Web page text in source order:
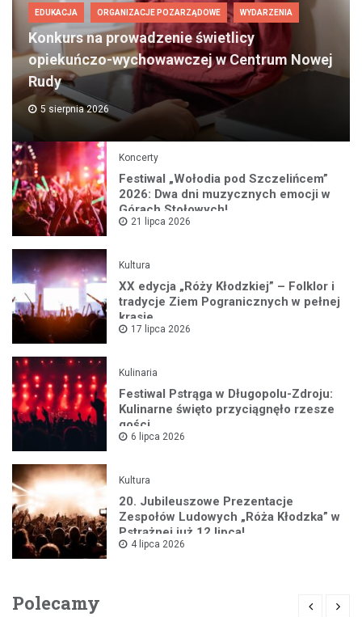
EDUKACJA ORGANIZACJE POZARZĄDOWE WYDARZENIA
Konkurs na prowadzenie świetlicy
opiekuńczo-wychowawczej w Centrum Nowej
Rudy
5 sierpnia 2026
Koncerty
Festiwal „Wołodia pod Szczelińcem”
2026: Dwa dni muzycznych emocji w
Górach Stołowych!
21 lipca 2026
Kultura
XX edycja „Róży Kłodzkiej” – Folklor i
tradycje Ziem Pogranicznych w pełnej
krasie
17 lipca 2026
Kulinaria
Festiwal Pstrąga w Długopolu-Zdroju:
Kulinarne święto przyciągnęło rzesze
gości
6 lipca 2026
Kultura
20. Jubileuszowe Prezentacje
Zespołów Ludowych „Róża Kłodzka” w
Pstrążnej już 12 lipca!
4 lipca 2026
Polecamy